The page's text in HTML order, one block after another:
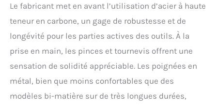
tracas. Organisation
facile : comprend une
garder tous vos outils
organisés et stockés en
de l'acheteur : nous
sommes fiers de la
Si pour une raison
Le fabricant met en avant l’utilisation d’acier à haute
teneur en carbone, un gage de robustesse et de
longévité pour les parties actives des outils. À la
prise en main, les pinces et tournevis offrent une
sensation de solidité appréciable. Les poignées en
métal, bien que moins confortables que des
modèles bi-matière sur de très longues durées,